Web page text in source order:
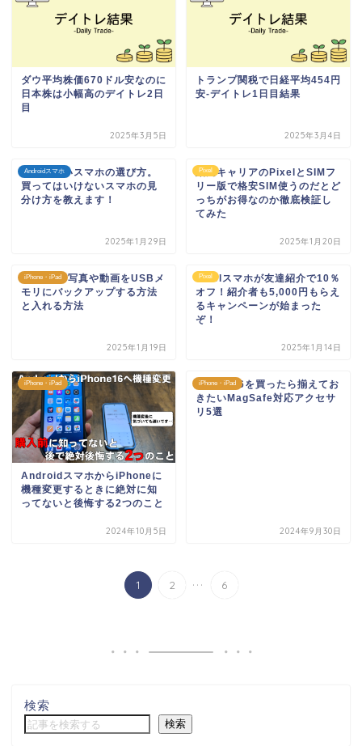
ダウ平均株価670ドル安なのに
日本株は小幅高のデイトレ2日
目
2025年3月5日
トランプ関税で日経平均454円
安-デイトレ1日目結果
2025年3月4日
Androidスマホ
失敗しないスマホの選び方。
買ってはいけないスマホの見
分け方を教えます！
2025年1月29日
Pixel
結局キャリアのPixelとSIMフ
リー版で格安SIM使うのだとど
っちがお得なのか徹底検証し
てみた
2025年1月20日
iPhone・iPad
iPhoneの写真や動画をUSBメ
モリにバックアップする方法
と入れる方法
2025年1月19日
Pixel
Pixelスマホが友達紹介で10％
オフ！紹介者も5,000円もらえ
るキャンペーンが始まった
ぞ！
2025年1月14日
iPhone・iPad
AndroidスマホからiPhoneに
機種変更するときに絶対に知
ってないと後悔する2つのこと
2024年10月5日
iPhone・iPad
iPhone16を買ったら揃えてお
きたいMagSafe対応アクセサ
リ5選
2024年9月30日
1 2 ... 6
検索
検索